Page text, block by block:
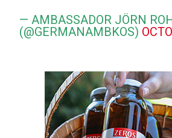
— AMBASSADOR JÖRN
(@GERMANAMBKOS)